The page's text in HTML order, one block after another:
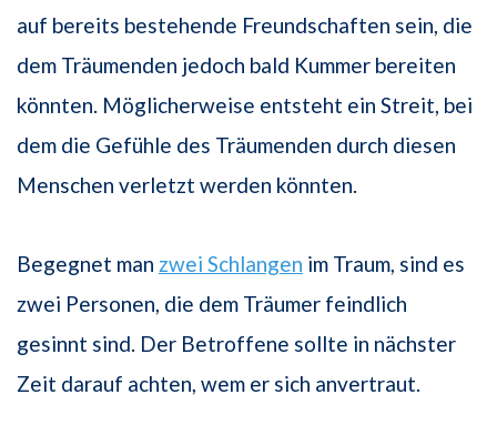
auf bereits bestehende Freundschaften sein, die
dem Träumenden jedoch bald Kummer bereiten
könnten. Möglicherweise entsteht ein Streit, bei
dem die Gefühle des Träumenden durch diesen
Menschen verletzt werden könnten.
Begegnet man zwei Schlangen im Traum, sind es
zwei Personen, die dem Träumer feindlich
gesinnt sind. Der Betroffene sollte in nächster
Zeit darauf achten, wem er sich anvertraut.